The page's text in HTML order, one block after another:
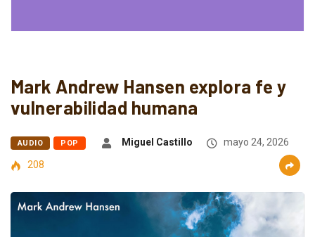
Mark Andrew Hansen explora fe y
vulnerabilidad humana
AUDIO POP Miguel Castillo
mayo 24, 2026
208